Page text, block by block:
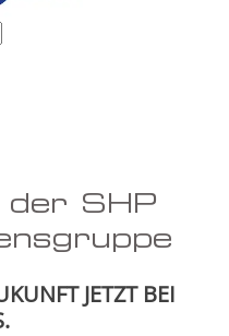
SHP
JETZT BEI